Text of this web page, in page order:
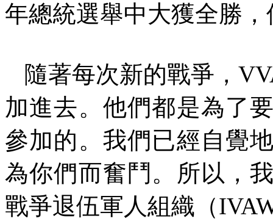
年總統選舉中大獲全勝
隨著每次新的戰爭，
加進去。他們都是為了
參加的。我們已經自覺
為你們而奮鬥。所以，
戰爭退伍軍人組織（